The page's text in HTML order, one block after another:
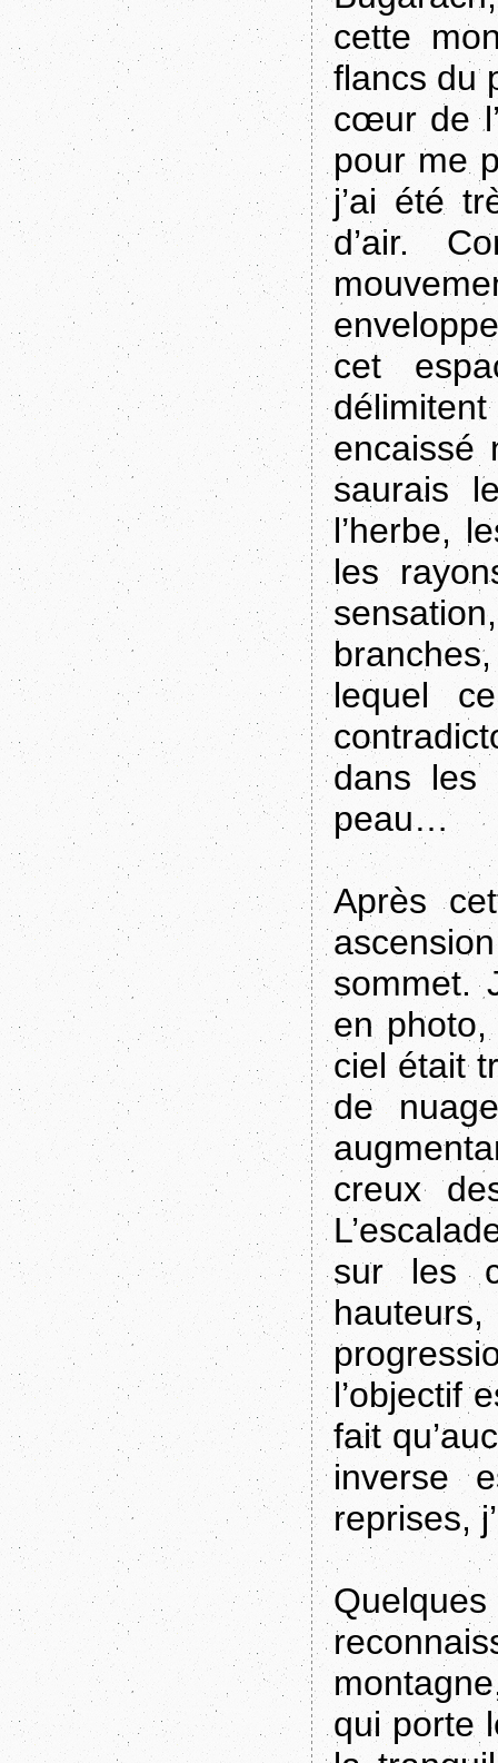
cette
flancs du
cœur de
pour me
j’ai été
d’air.
cet
encaissé
saurais
l’herbe,
les
lequel
dans les
peau…
Après
sommet.
en
ciel était
de
creux
sur les
l’objectif
fait
inverse
reprises,
qui porte